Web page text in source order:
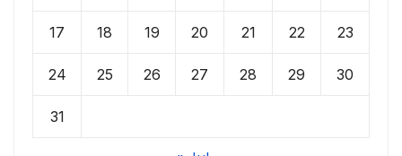
17 18 19 20 21 22 23
24 25 26 27 28 29 30
31